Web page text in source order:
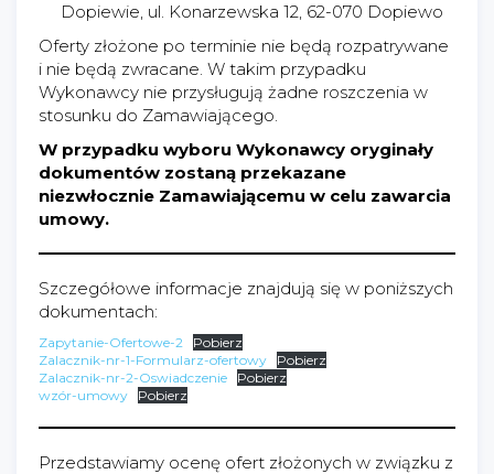
Dopiewie, ul. Konarzewska 12, 62-070 Dopiewo
Oferty złożone po terminie nie będą rozpatrywane
i nie będą zwracane. W takim przypadku
Wykonawcy nie przysługują żadne roszczenia w
stosunku do Zamawiającego.
W przypadku wyboru Wykonawcy oryginały
dokumentów zostaną przekazane
niezwłocznie Zamawiającemu w celu zawarcia
umowy.
Szczegółowe informacje znajdują się w poniższych
dokumentach:
Zapytanie-Ofertowe-2
Pobierz
Zalacznik-nr-1-Formularz-ofertowy
Pobierz
Zalacznik-nr-2-Oswiadczenie
Pobierz
wzór-umowy
Pobierz
Przedstawiamy ocenę ofert złożonych w związku z